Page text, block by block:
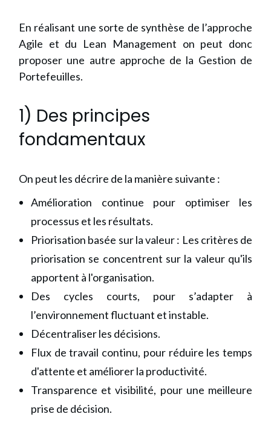
En réalisant une sorte de synthèse de l’approche
Agile et du Lean Management on peut donc
proposer une autre approche de la Gestion de
Portefeuilles.
1) Des principes
fondamentaux
On peut les décrire de la manière suivante :
Amélioration continue pour optimiser les
processus et les résultats.
Priorisation basée sur la valeur : Les critères de
priorisation se concentrent sur la valeur qu'ils
apportent à l'organisation.
Des cycles courts, pour s’adapter à
l’environnement fluctuant et instable.
Décentraliser les décisions.
Flux de travail continu, pour réduire les temps
d'attente et améliorer la productivité.
Transparence et visibilité, pour une meilleure
prise de décision.